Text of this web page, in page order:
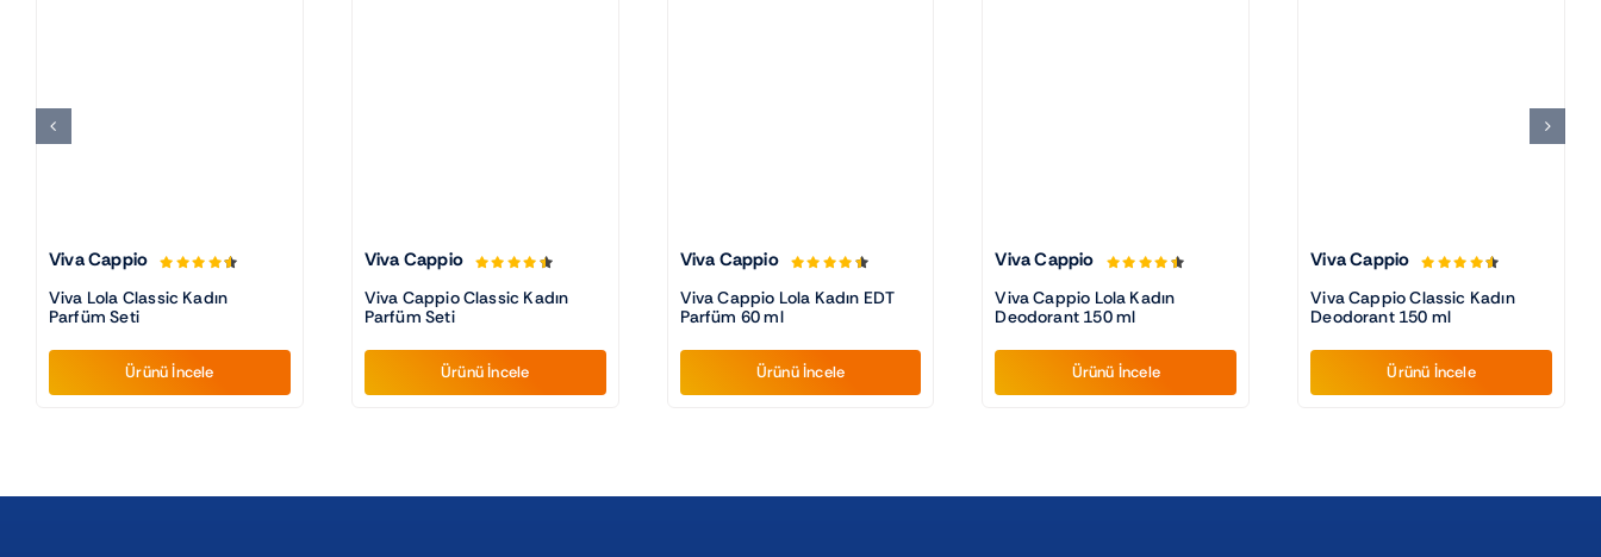
Viva Cappio
Viva Lola Classic Kadın
Parfüm Seti
Ürünü İncele
Viva Cappio
Viva Cappio Classic Kadın
Parfüm Seti
Ürünü İncele
Viva Cappio
Viva Cappio Lola Kadın EDT
Parfüm 60 ml
Ürünü İncele
Viva Cappio
Viva Cappio Lola Kadın
Deodorant 150 ml
Ürünü İncele
Viva Cappio
Viva Cappio Classic Kadın
Deodorant 150 ml
Ürünü İncele